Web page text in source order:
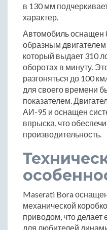
в 130 мм
характер.
Автомобиль оснащен
образным
который выдает 310
оборотах в минуту.
разгоняться до 100
для своего времени
показателем.
АИ-95 и оснащен
впрыска, что
производительность.
Maserati Bora
механической
приводом, что
для любителей